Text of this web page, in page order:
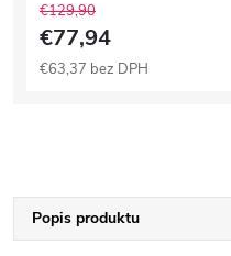
€129,90
€77,94
€63,37 bez DPH
Popis produktu